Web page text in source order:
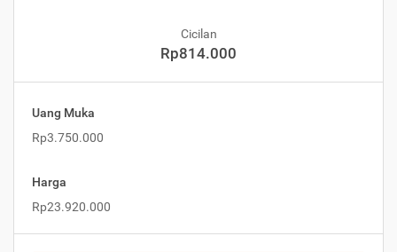
Cicilan
Rp814.000
Uang Muka
Rp3.750.000
Harga
Rp23.920.000